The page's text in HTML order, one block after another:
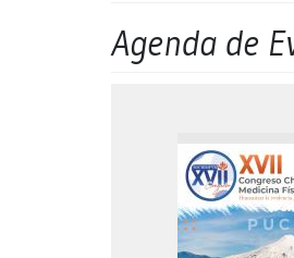
Agenda de